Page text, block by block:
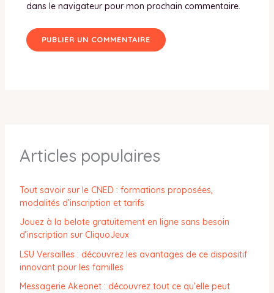
dans le navigateur pour mon prochain commentaire.
Articles populaires
Tout savoir sur le CNED : formations proposées,
modalités d’inscription et tarifs
Jouez à la belote gratuitement en ligne sans besoin
d’inscription sur CliquoJeux
LSU Versailles : découvrez les avantages de ce dispositif
innovant pour les familles
Messagerie Akeonet : découvrez tout ce qu’elle peut